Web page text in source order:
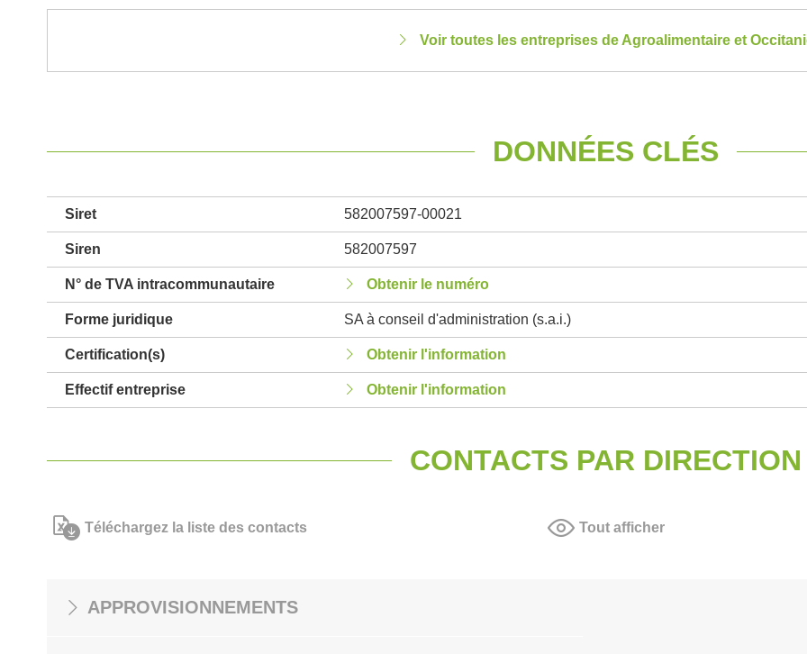
Voir toutes les entreprises de Agroalimentaire et
DONNÉES CLÉS
Siret 582007597-00021
Siren 582007597
N° de TVA intracommunautaire Obtenir le numéro
Forme juridique SA à conseil d'administration (s.a.i.)
Certification(s) Obtenir l'information
Effectif entreprise Obtenir l'information
CONTACTS PAR DIRECTION
Téléchargez la liste des contacts Tout afficher
APPROVISIONNEMENTS